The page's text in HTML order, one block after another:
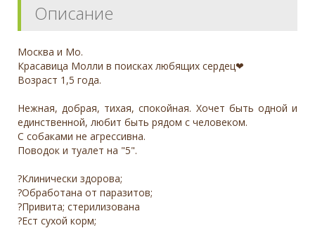
Описание
Москва и Мо.
Красавица Молли в поисках любящих сердец❤
Возраст 1,5 года.
Нежная, добрая, тихая, спокойная. Хочет быть одной и
единственной, любит быть рядом с человеком.
С собаками не агрессивна.
Поводок и туалет на "5".
?Клинически здорова;
?Обработана от паразитов;
?Привита; стерилизована
?Ест сухой корм;